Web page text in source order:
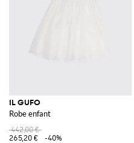
IL GUFO
Robe enfant
442,00 €
265,20 €
-40%